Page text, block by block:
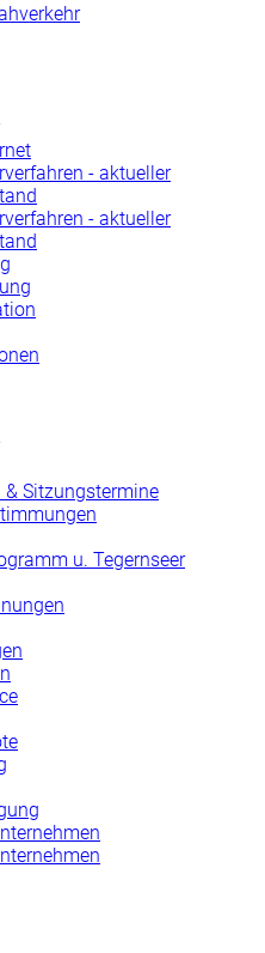
- aktueller
- aktueller
Sitzungstermine
u. Tegernseer